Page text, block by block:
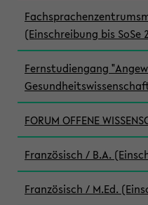
(Einschreibung bis SoSe
Fernstudiengang
FORUM OFFENE
Französisch / B.A.
Französisch / M.Ed.